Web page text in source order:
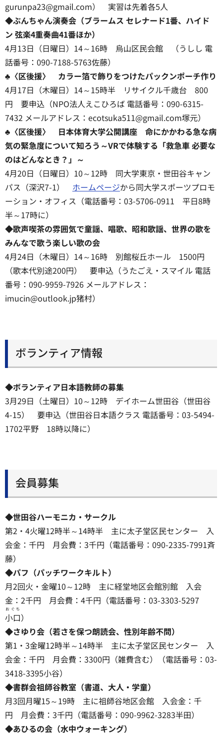
gurunpa23@gmail.com） 実習は先着各5人
◆ぶんちゃん演奏会（ブラームス セレナード1番、ハイド
ン 弦楽4重奏曲41番ほか）
4月13日（日曜日）14～16時 烏山区民会館 （うしし 電
話番号：090-7188-5763佐藤）
♣〈区後援〉 カラー箔で飾りをつけたパックンポーチ作り
4月17日（木曜日）14～15時半 リサイクル千歳台 800
円 要申込（NPO法人えこひろば 電話番号：090-6315-
7432 メールアドレス：ecotsuka511@gmail.com塚元）
♣〈区後援〉 日本体育大学公開講座 命にかかわる急な病
気の緊急度について知ろう～VRで体験する「救急車 必要な
のはどんなとき？」～
4月20日（日曜日）10～12時 同大学東京・世田谷キャン
パス（深沢7-1） ホームページから同大学スポーツプロモ
ーション・オフィス（電話番号：03-5706-0911 平日8時
半～17時に）
◆歌声喫茶の雰囲気で童謡、唱歌、昭和歌謡、世界の歌を
みんなで歌う楽しい歌の会
4月24日（木曜日）14～16時 別館桜丘ホール 1500円
（歌本代別途200円） 要申込（うたごえ・スマイル 電話
番号：090-9959-7926 メールアドレス：
imucin@outlook.jp猪村）
ボランティア情報
◆ボランティア日本語教師の募集
3月29日（土曜日）10～12時 デイホーム世田谷（世田谷
4-15） 要申込（世田谷日本語クラス 電話番号：03-5494-
1702平野 18時以降に）
会員募集
◆世田谷ハーモニカ・サークル
第2・4火曜12時半～14時半 主に太子堂区民センター 入
会金：千円 月会費：3千円（電話番号：090-2335-7991斉
藤）
◆パフ（パッチワークキルト）
月2回火・金曜10～12時 主に経堂地区会館別館 入会
金：2千円 月会費：4千円（電話番号：03-3303-5297
小口
おぐち
）
◆さゆり会（若さを保つ朗読会、性別年齢不問）
第1・3金曜12時半～14時半 主に太子堂区民センター 入
会金：千円 月会費：3300円（雑費含む）（電話番号：03-
3418-3395小谷）
◆書群会祖師谷教室（書道、大人・学童）
月3回月曜15～19時 主に祖師谷地区会館 入会金：千
円 月会費：3千円（電話番号：090-9962-3283半田）
◆あひるの会（水中ウォーキング）